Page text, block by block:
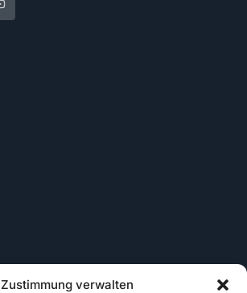
Zustimmung verwalten